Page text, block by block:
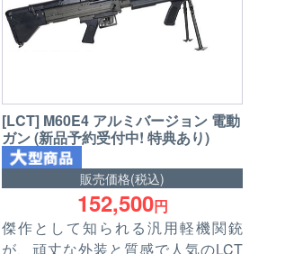
[LCT] M60E4 アルミバージョン 電動
ガン (新品予約受付中! 特典あり)
販売価格(税込)
152,500円
傑作として知られる汎用軽機関銃
が、頑丈な外装と質感で人気のLCT